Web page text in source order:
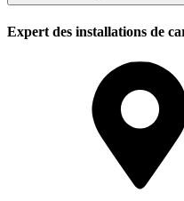
Expert des installations de